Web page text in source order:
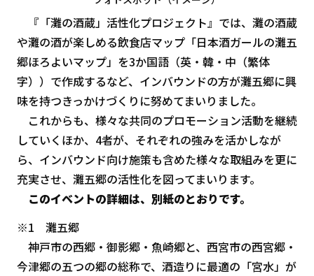
『「灘の酒蔵」活性化プロジェクト』では、灘の酒蔵
や灘の酒が楽しめる飲食店マップ「日本酒ガールの灘五
郷ほろよいマップ」を3か国語（英・韓・中（繁体
字））で作成するなど、インバウンドの方が灘五郷に興
味を持つきっかけづくりに努めてまいりました。
これからも、様々な共同のプロモーション活動を継続
していくほか、4者が、それぞれの強みを活かしなが
ら、インバウンド向け施策も含めた様々な取組みを更に
充実させ、灘五郷の活性化を図ってまいります。
このイベントの詳細は、別紙のとおりです。
※1 灘五郷
神戸市の西郷・御影郷・魚崎郷と、西宮市の西宮郷・
今津郷の五つの郷の総称で、酒造りに最適の「宮水」が